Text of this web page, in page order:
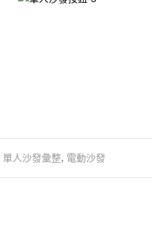
單人沙發彙整, 電動沙發